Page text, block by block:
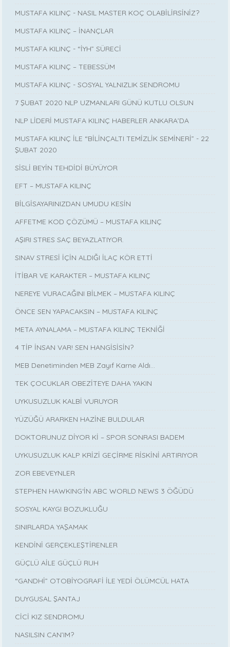
MUSTAFA KILINÇ - NASIL MASTER KOÇ OLABİLİRSİNİZ?
MUSTAFA KILINÇ – İNANÇLAR
MUSTAFA KILINÇ - “İYH” SÜRECİ
MUSTAFA KILINÇ – TEBESSÜM
MUSTAFA KILINÇ - SOSYAL YALNIZLIK SENDROMU
7 ŞUBAT 2020 NLP UZMANLARI GÜNÜ KUTLU OLSUN
NLP LİDERİ MUSTAFA KILINÇ HABERLER ANKARA’DA
MUSTAFA KILINÇ İLE “BİLİNÇALTI TEMİZLİK SEMİNERİ” - 22
ŞUBAT 2020
SİSLİ BEYİN TEHDİDİ BÜYÜYOR
EFT – MUSTAFA KILINÇ
BİLGİSAYARINIZDAN UMUDU KESİN
AFFETME KOD ÇÖZÜMÜ – MUSTAFA KILINÇ
AŞIRI STRES SAÇ BEYAZLATIYOR.
SINAV STRESİ İÇİN ALDIĞI İLAÇ KÖR ETTİ
İTİBAR VE KARAKTER – MUSTAFA KILINÇ
NEREYE VURACAĞINI BİLMEK – MUSTAFA KILINÇ
ÖNCE SEN YAPACAKSIN – MUSTAFA KILINÇ
META AYNALAMA – MUSTAFA KILINÇ TEKNİĞİ
4 TİP İNSAN VAR! SEN HANGİSİSİN?
MEB Denetiminden MEB Zayıf Karne Aldı…
TEK ÇOCUKLAR OBEZİTEYE DAHA YAKIN
UYKUSUZLUK KALBİ VURUYOR
YÜZÜĞÜ ARARKEN HAZİNE BULDULAR
DOKTORUNUZ DİYOR Kİ – SPOR SONRASI BADEM
UYKUSUZLUK KALP KRİZİ GEÇİRME RİSKİNİ ARTIRIYOR
ZOR EBEVEYNLER
STEPHEN HAWKING‘İN ABC WORLD NEWS 3 ÖĞÜDÜ
SOSYAL KAYGI BOZUKLUĞU
SINIRLARDA YAŞAMAK
KENDİNİ GERÇEKLEŞTİRENLER
GÜÇLÜ AİLE GÜÇLÜ RUH
“GANDHİ” OTOBİYOGRAFİ İLE YEDİ ÖLÜMCÜL HATA
DUYGUSAL ŞANTAJ
CİCİ KIZ SENDROMU
NASILSIN CAN’IM?